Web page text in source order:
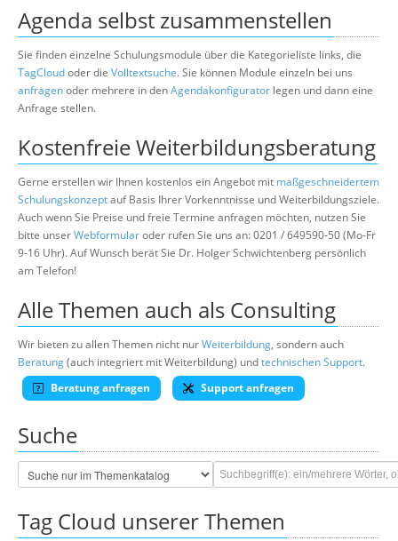
Agenda selbst zusammenstellen
Sie finden einzelne Schulungsmodule über die Kategorieliste links, die
TagCloudoder die Volltextsuche. Sie können Module einzeln bei uns
anfragenoder mehrere in denAgendakonfigurator legen und dann eine
Anfrage stellen.
Kostenfreie Weiterbildungsberatung
Gerne erstellen wir Ihnen kostenlos ein Angebot mit maßgeschneidertem
Schulungskonzeptauf Basis Ihrer Vorkenntnisse und Weiterbildungsziele.
Auch wenn Sie Preise und freie Termine anfragen möchten, nutzen Sie
bitte unserWebformularoder rufen Sie uns an: 0201 / 649590-50 (Mo-Fr
9-16 Uhr). Auf Wunsch berät Sie Dr. Holger Schwichtenberg persönlich
am Telefon!
Alle Themen auch als Consulting
Wir bieten zu allen Themen nicht nurWeiterbildung, sondern auch
Beratung(auch integriert mit Weiterbildung) undtechnischen Support.
Beratung anfragen
Support anfragen
Suche
Tag Cloud unserer Themen